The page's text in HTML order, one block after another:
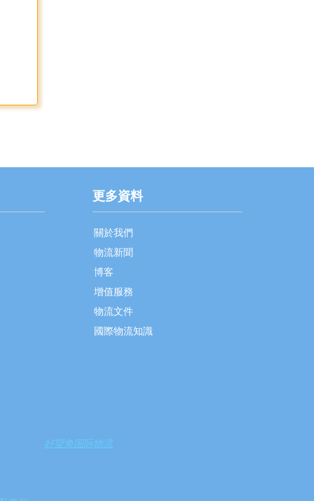
更多資料
關於我們
物流新聞
博客
增值服務
物流文件
國際物流知識
好望角国际物流